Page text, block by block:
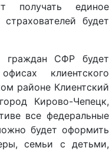
получать единое
будет
СФР будет
клиентского
районе Клиентский
Кирово-Чепецк,
все федеральные
будет оформить
семьи с детьми,